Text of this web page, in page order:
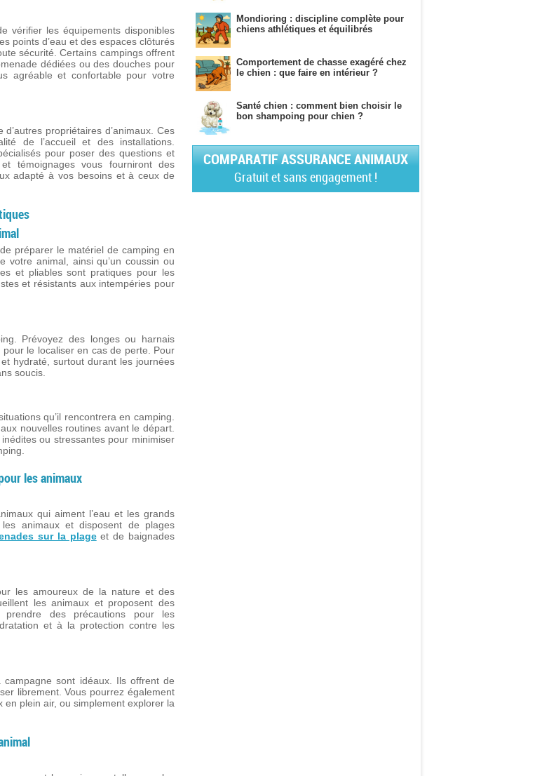
vérifier les équipements disponibles
points d’eau et des espaces clôturés
sécurité. Certains campings offrent
dédiées ou des douches pour
agréable et confortable pour votre
propriétaires d’animaux. Ces
de l’accueil et des installations.
pour poser des questions et
témoignages vous fourniront des
adapté à vos besoins et à ceux de
préparer le matériel de camping en
votre animal, ainsi qu’un coussin ou
et pliables sont pratiques pour les
et résistants aux intempéries pour
Prévoyez des longes ou harnais
le localiser en cas de perte. Pour
hydraté, surtout durant les journées
soucis.
qu’il rencontrera en camping.
nouvelles routines avant le départ.
ou stressantes pour minimiser
les animaux
qui aiment l’eau et les grands
animaux et disposent de plages
sur la plageet de baignades
les amoureux de la nature et des
les animaux et proposent des
prendre des précautions pour les
et à la protection contre les
sont idéaux. Ils offrent de
librement. Vous pourrez également
plein air, ou simplement explorer la
Mondioring : discipline complète pour
chiens athlétiques et équilibrés
Comportement de chasse exagéré chez
le chien : que faire en intérieur ?
Santé chien : comment bien choisir le
bon shampoing pour chien ?
COMPARATIF ASSURANCE ANIMAUX
Gratuit et sans engagement !